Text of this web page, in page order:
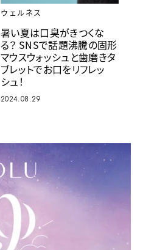
ウェルネス
暑い夏は口臭がきつくな
る？ SNSで話題沸騰の固形
マウスウォッシュと歯磨きタ
ブレットでお口をリフレッ
シュ！
2024.08.29